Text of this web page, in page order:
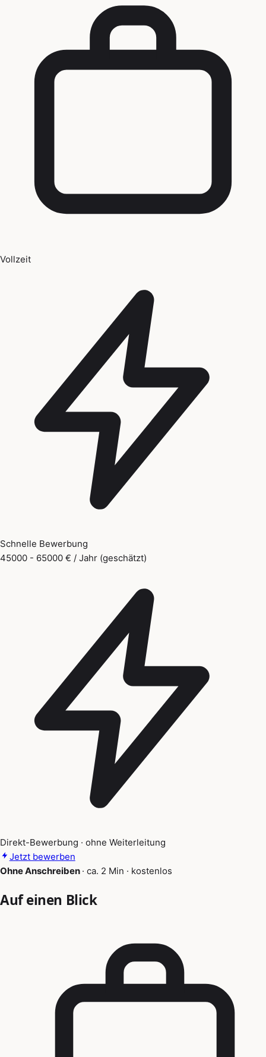
Vollzeit
Schnelle Bewerbung
45000 - 65000 € / Jahr (geschätzt)
Direkt-Bewerbung · ohne Weiterleitung
Jetzt bewerben
Ohne Anschreiben · ca. 2 Min · kostenlos
Auf einen Blick